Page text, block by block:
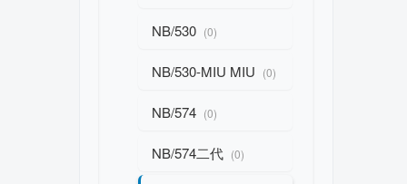
NB/530 (0)
NB/530-MIU MIU (0)
NB/574 (0)
NB/574二代 (0)